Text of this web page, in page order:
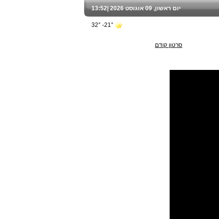
סרטון קודם
13:52 יום ראשון, 09 אוגוסט 2026 |
21°- 32°